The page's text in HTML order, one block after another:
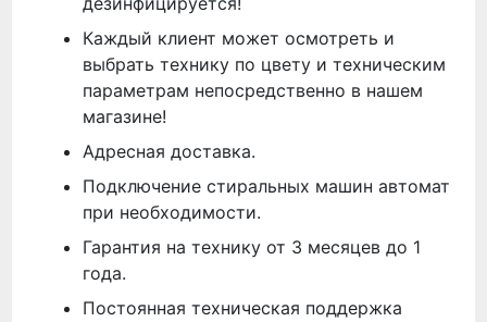
Каждый клиент может осмотреть и
выбрать технику по цвету и техническим
параметрам непосредственно в нашем
магазине!
Адресная доставка.
Подключение стиральных машин автомат
при необходимости.
Гарантия на технику от 3 месяцев до 1
года.
Постоянная техническая поддержка